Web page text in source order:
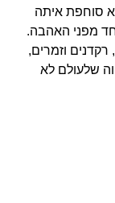
סוחפת איתה
מפני האהבה.
וזמרים,
שלעולם לא